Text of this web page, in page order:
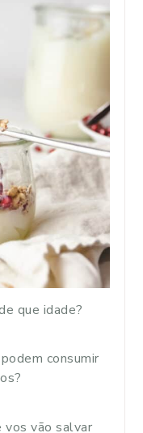
que idade?
consumir
vos vão salvar